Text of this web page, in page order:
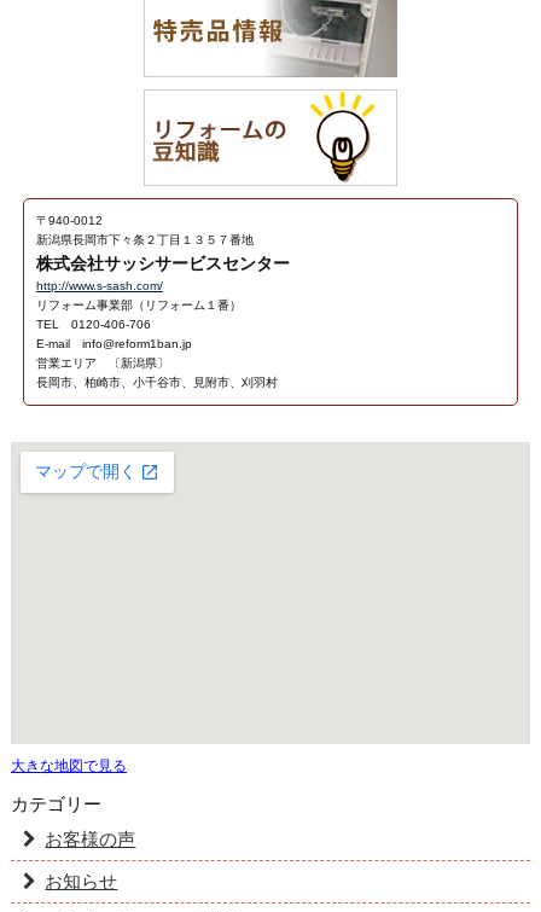
〒940-0012
新潟県長岡市下々条２丁目１３５７番地
株式会社サッシサービスセンター
http://www.s-sash.com/
リフォーム事業部（リフォーム１番）
TEL 0120-406-706
E-mail info@reform1ban.jp
営業エリア 〔新潟県〕
長岡市、柏崎市、小千谷市、見附市、刈羽村
大きな地図で見る
カテゴリー
お客様の声
お知らせ